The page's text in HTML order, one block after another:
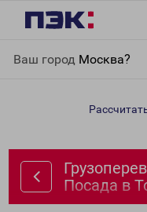
Ваш город Москва?
Тольятти
Посада в